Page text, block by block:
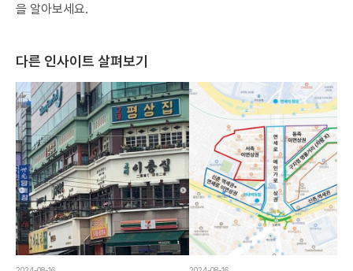
을 알아보세요.
다른 인사이트 살펴보기